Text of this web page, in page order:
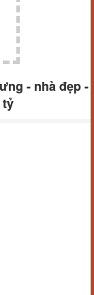
- nhà đẹp -